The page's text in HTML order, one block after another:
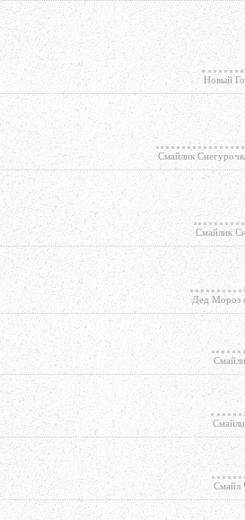
Новый
Смайлик
Смайлик
Дед Мороз
Смайл